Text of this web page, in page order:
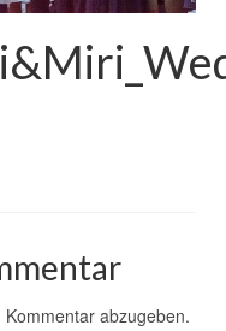
abzugeben.